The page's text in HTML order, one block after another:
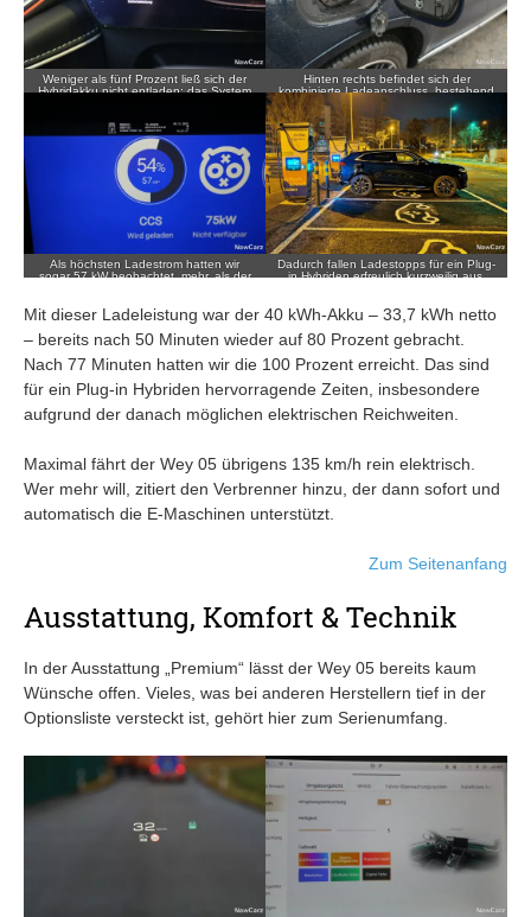
Weniger als fünf Prozent ließ sich der
Hybridakku nicht entladen; das System
Hinten rechts befindet sich der
kombinierte Ladeanschluss, bestehend
aus CCS und Typ 2.
Als höchsten Ladestrom hatten wir
sogar 57 kW beobachtet, mehr, als der
Dadurch fallen Ladestopps für ein Plug-
in Hybriden erfreulich kurzweilig aus.
Mit dieser Ladeleistung war der 40 kWh-Akku – 33,7 kWh netto
– bereits nach 50 Minuten wieder auf 80 Prozent gebracht.
Nach 77 Minuten hatten wir die 100 Prozent erreicht. Das sind
für ein Plug-in Hybriden hervorragende Zeiten, insbesondere
aufgrund der danach möglichen elektrischen Reichweiten.
Maximal fährt der Wey 05 übrigens 135 km/h rein elektrisch.
Wer mehr will, zitiert den Verbrenner hinzu, der dann sofort und
automatisch die E-Maschinen unterstützt.
Zum Seitenanfang
Ausstattung, Komfort & Technik
In der Ausstattung „Premium“ lässt der Wey 05 bereits kaum
Wünsche offen. Vieles, was bei anderen Herstellern tief in der
Optionsliste versteckt ist, gehört hier zum Serienumfang.